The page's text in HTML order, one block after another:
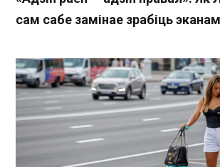
сам сабе замінае зрабіць